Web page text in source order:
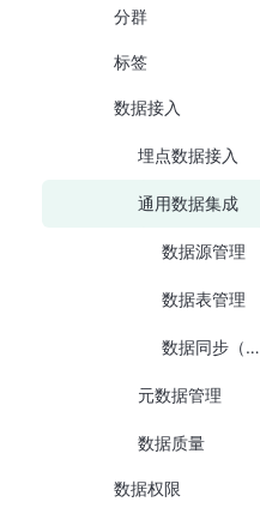
分群
标签
数据接入
埋点数据接入
通用数据集成
数据源管理
数据表管理
数据同步（原任务管理）
元数据管理
数据质量
数据权限